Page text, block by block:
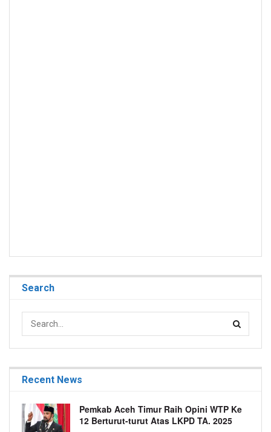
Search
Recent News
Pemkab Aceh Timur Raih Opini WTP Ke
12 Berturut-turut Atas LKPD TA. 2025